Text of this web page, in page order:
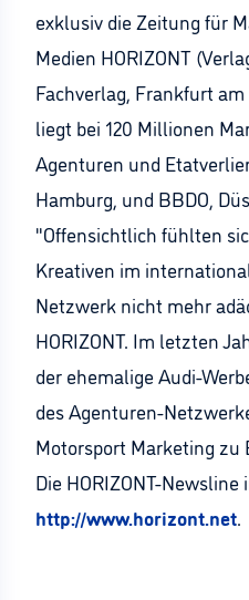
exklusiv die Zeitung für
Medien HORIZONT
Fachverlag, Frankfurt
liegt bei 120 Millionen
Agenturen und
Hamburg, und BBDO,
"Offensichtlich fühlten
Kreativen im
Netzwerk nicht mehr
HORIZONT. Im letzten
der ehemalige Audi-
des Agenturen-
Motorsport Marketing zu
Die HORIZONT-
http://www.horizont.net.